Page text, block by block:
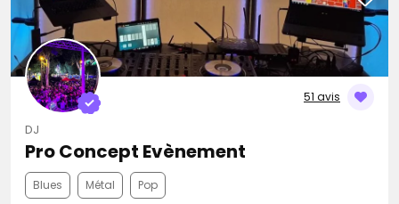
51 avis
DJ
Pro Concept Evènement
Blues Métal Pop